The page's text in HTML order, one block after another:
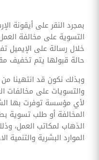
بمجرد النقر على أيقونة
التسوية على مخالفة
خلال رسالة على الإيميل
حالة قبولها يتم تخفيف
وبذلك نكون قد انتهينا
والتسويات على
لأي مؤسسة توفرت بها
المخالفة أو طلب تسوية
الذهاب لمكاتب العمل،
الموارد البشرية والتنمية